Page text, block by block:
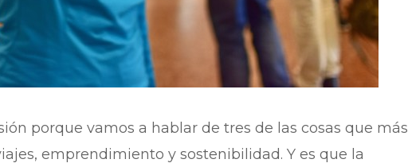
porque vamos a hablar de tres de las cosas que más
emprendimiento y sostenibilidad. Y es que la